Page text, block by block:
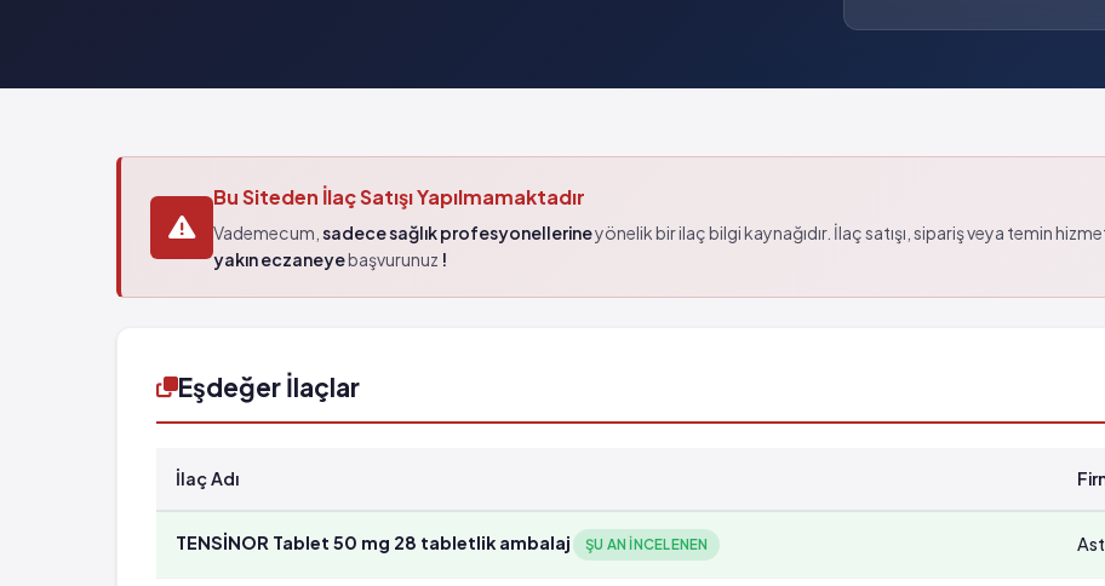
Bu Siteden İlaç Satışı Yapılmamaktadır
Vademecum, sadece sağlık profesyonellerineyönelik bir ilaç bilgi kaynağıdır. İlaç satışı, sipariş veya temin
yakın eczaneyebaşvurunuz !
Eşdeğer İlaçlar
İlaç Adı
TENSİNOR Tablet 50 mg 28 tabletlik ambalaj ŞU AN INCELENEN